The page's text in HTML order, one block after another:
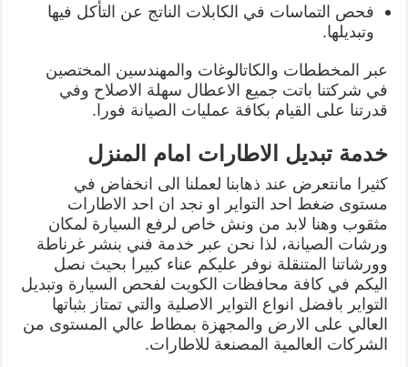
فحص التماسات في الكابلات الناتج عن التأكل فيها
وتبديلها.
عبر المخططات والكاتالوغات والمهندسين المختصين
في شركتنا باتت جميع الاعطال سهلة الاصلاح وفي
قدرتنا على القيام بكافة عمليات الصيانة فورا.
خدمة تبديل الاطارات امام المنزل
كثيرا مانتعرض عند ذهابنا لعملنا الى انخفاض في
مستوى ضغط احد التواير او نجد ان احد الاطارات
مثقوب وهنا لابد من ونش خاص لرفع السيارة لمكان
ورشات الصيانة، لذا نحن عبر خدمة فني بنشر غرناطة
وورشاتنا المتنقلة نوفر عليكم عناء كبيرا بحيث نصل
اليكم في كافة محافظات الكويت لفحص السيارة وتبديل
التواير بافضل انواع التواير الاصلية والتي تمتاز بثباتها
العالي على الارض والمجهزة بمطاط عالي المستوى من
الشركات العالمية المصنعة للاطارات.